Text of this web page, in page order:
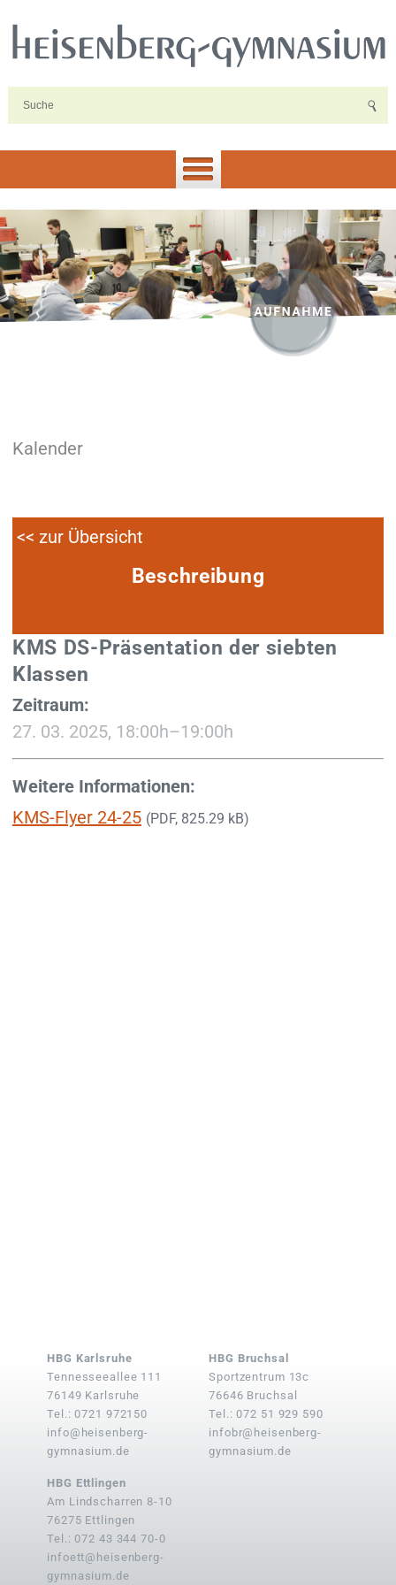
Kalender
<< zur Übersicht
Beschreibung
KMS DS-Präsentation der siebten
Klassen
Zeitraum:
27. 03. 2025, 18:00h–19:00h
Weitere Informationen:
KMS-Flyer 24-25 (PDF, 825.29 kB)
HBG Karlsruhe
Tennesseeallee 111
76149 Karlsruhe
Tel.: 0721 972150
info@heisenberg-
gymnasium.de
HBG Bruchsal
Sportzentrum 13c
76646 Bruchsal
Tel.: 072 51 929 590
infobr@heisenberg-
gymnasium.de
HBG Ettlingen
Am Lindscharren 8-10
76275 Ettlingen
Tel.: 072 43 344 70-0
infoett@heisenberg-
gymnasium.de